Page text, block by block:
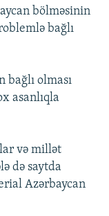
bölməsinin
bağlı
bağlı olması
asanlıqla
və millət
də saytda
Azərbaycan